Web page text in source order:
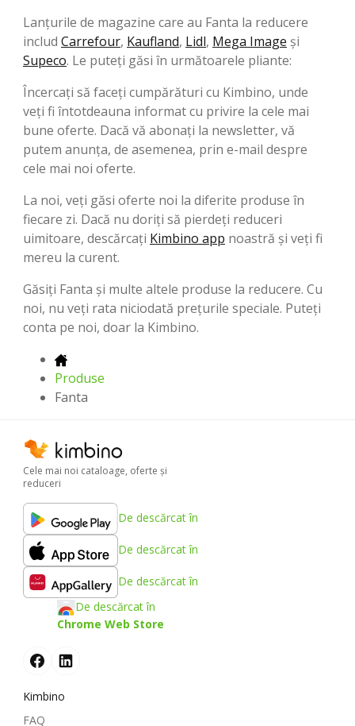
Lanțurile de magazine care au Fanta la reducere
includ Carrefour, Kaufland, Lidl, Mega Image şi
Supeco. Le puteți găsi în următoarele pliante:
Încercați să faceți cumpărături cu Kimbino, unde
veți fi întotdeauna informat cu privire la cele mai
bune oferte. Dacă vă abonați la newsletter, vă
putem anunța, de asemenea, prin e-mail despre
cele mai noi oferte.
La noi, veți găsi oferte noi la diferite produse în
fiecare zi. Dacă nu doriți să pierdeți reduceri
uimitoare, descărcați Kimbino app noastră și veți fi
mereu la curent.
Găsiți Fanta și multe altele produse la reducere. Cu
noi, nu veți rata niciodată preţurile speciale. Puteți
conta pe noi, doar la Kimbino.
Produse
Fanta
Cele mai noi cataloage, oferte şi
reduceri
De descărcat în
De descărcat în
De descărcat în
De descărcat în
Chrome Web Store
Kimbino
FAQ